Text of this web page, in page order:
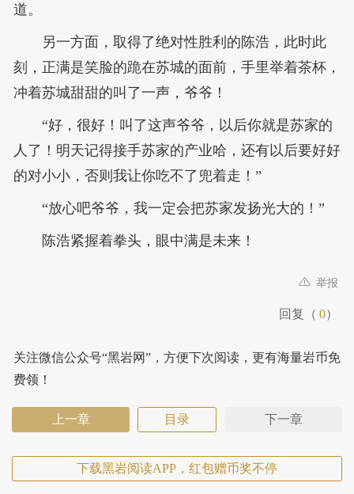
道。
另一方面，取得了绝对性胜利的陈浩，此时此
刻，正满是笑脸的跪在苏城的面前，手里举着茶杯，
冲着苏城甜甜的叫了一声，爷爷！
“好，很好！叫了这声爷爷，以后你就是苏家的
人了！明天记得接手苏家的产业哈，还有以后要好好
的对小小，否则我让你吃不了兜着走！”
“放心吧爷爷，我一定会把苏家发扬光大的！”
陈浩紧握着拳头，眼中满是未来！
举报
回复（ 0）
关注微信公众号“黑岩网”，方便下次阅读，更有海量岩币免
费领！
上一章 目录 下一章
下载黑岩阅读APP，红包赠币奖不停